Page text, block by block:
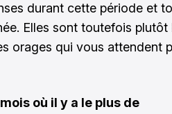
durant cette période et
Elles sont toutefois plutôt
orages qui vous attendent
où il y a le plus de